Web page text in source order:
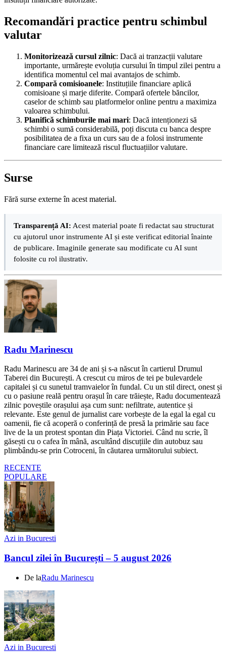
Recomandări practice pentru schimbul
valutar
Monitorizează cursul zilnic: Dacă ai tranzacții valutare
importante, urmărește evoluția cursului în timpul zilei pentru a
identifica momentul cel mai avantajos de schimb.
Compară comisioanele: Instituțiile financiare aplică
comisioane și marje diferite. Compară ofertele băncilor,
caselor de schimb sau platformelor online pentru a maximiza
valoarea schimbului.
Planifică schimburile mai mari: Dacă intenționezi să
schimbi o sumă considerabilă, poți discuta cu banca despre
posibilitatea de a fixa un curs sau de a folosi instrumente
financiare care limitează riscul fluctuațiilor valutare.
Surse
Fără surse externe în acest material.
Transparență AI: Acest material poate fi redactat sau structurat
cu ajutorul unor instrumente AI și este verificat editorial înainte
de publicare. Imaginile generate sau modificate cu AI sunt
folosite cu rol ilustrativ.
Radu Marinescu
Radu Marinescu are 34 de ani și s-a născut în cartierul Drumul
Taberei din București. A crescut cu miros de tei pe bulevardele
capitalei și cu sunetul tramvaielor în fundal. Cu un stil direct, onest și
cu o pasiune reală pentru orașul în care trăiește, Radu documentează
zilnic poveștile orașului așa cum sunt: nefiltrate, autentice și
relevante. Este genul de jurnalist care vorbește de la egal la egal cu
oamenii, fie că acoperă o conferință de presă la primărie sau face
live de la un protest spontan din Piața Victoriei. Când nu scrie, îl
găsești cu o cafea în mână, ascultând discuțiile din autobuz sau
plimbându-se prin Cotroceni, în căutarea următorului subiect.
RECENTE
POPULARE
Azi in Bucuresti
Bancul zilei în București – 5 august 2026
De laRadu Marinescu
Azi in Bucuresti